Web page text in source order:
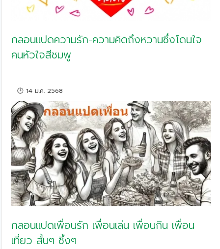
กลอนแปดความรัก-ความคิดถึงหวานซึ่งโดนใจ
คนหัวใจสีชมพู
🕑 14 ม.ค. 2568
กลอนแปดเพื่อนรัก เพื่อนเล่น เพื่อนกิน เพื่อน
เที่ยว สั้นๆ ซึ้งๆ